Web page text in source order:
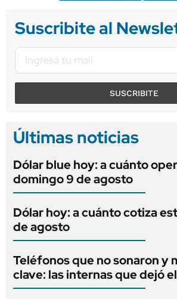
Suscribite al
SUSCRIBITE
Últimas noticias
Dólar blue hoy: a cuánto
domingo 9 de agosto
Dólar hoy: a cuánto cotiza
de agosto
Teléfonos que no sonaron y
clave: las internas que dejó